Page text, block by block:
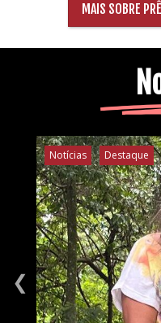
MAIS SOBRE
Notícias Destaque
❮